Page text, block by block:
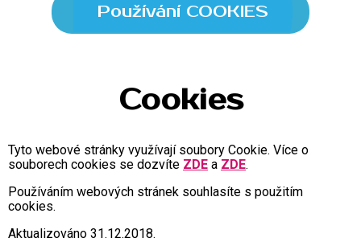
Používání COOKIES
Cookies
Tyto webové stránky využívají soubory Cookie. Více o
souborech cookies se dozvíte ZDE a ZDE.
Používáním webových stránek souhlasíte s použitím
cookies.
Aktualizováno 31.12.2018.